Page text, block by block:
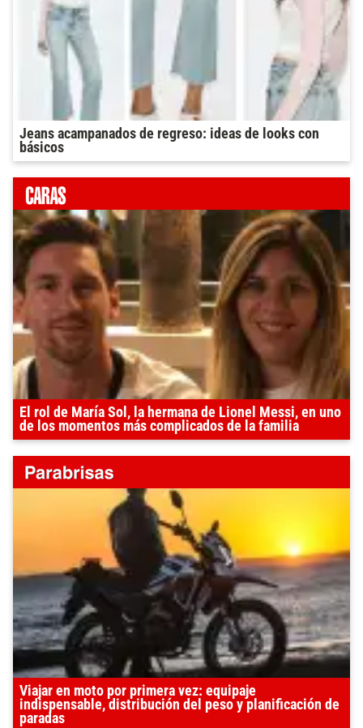
Jeans acampanados de regreso: ideas de looks con
básicos
El rol de María Sol, la hermana de Lionel Messi, en uno
de los momentos más complicados de la familia
Viajar en moto por primera vez: equipaje
indispensable, distribución del peso y planificación de
paradas